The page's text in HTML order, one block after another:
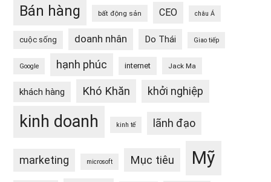
Bán hàng bất động sản CEO châu Á
cuộc sống doanh nhân Do Thái Giao tiếp
Google hạnh phúc internet Jack Ma
khách hàng Khó Khăn khởi nghiệp
kinh doanh kinh tế lãnh đạo
marketing microsoft Mục tiêu Mỹ